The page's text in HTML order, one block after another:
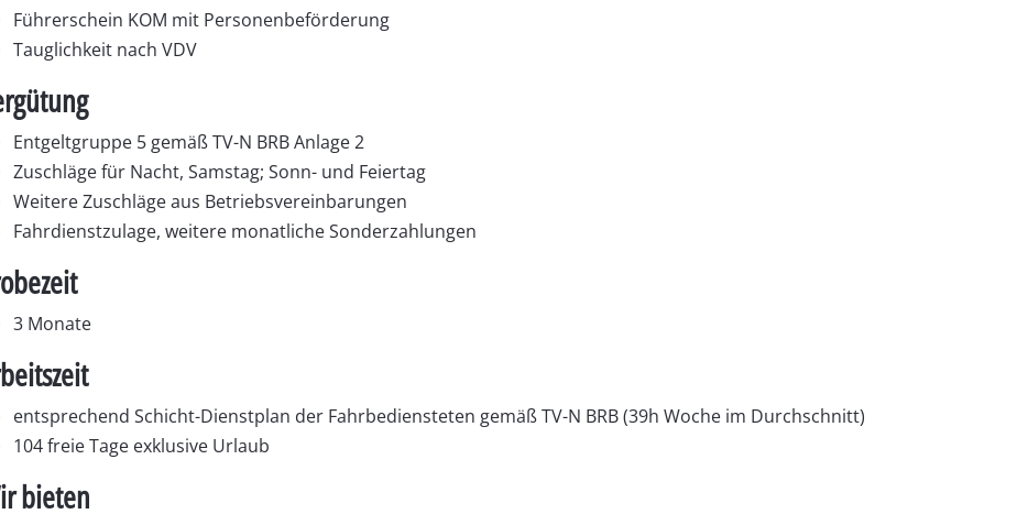
Führerschein KOM mit Personenbeförderung
Tauglichkeit nach VDV
Entgeltgruppe 5 gemäß TV-N BRB Anlage 2
Zuschläge für Nacht, Samstag; Sonn- und Feiertag
Weitere Zuschläge aus Betriebsvereinbarungen
Fahrdienstzulage, weitere monatliche Sonderzahlungen
3 Monate
entsprechend Schicht-Dienstplan der Fahrbediensteten gemäß TV-N BRB (39h Woche im Durchschnitt)
104 freie Tage exklusive Urlaub
bieten